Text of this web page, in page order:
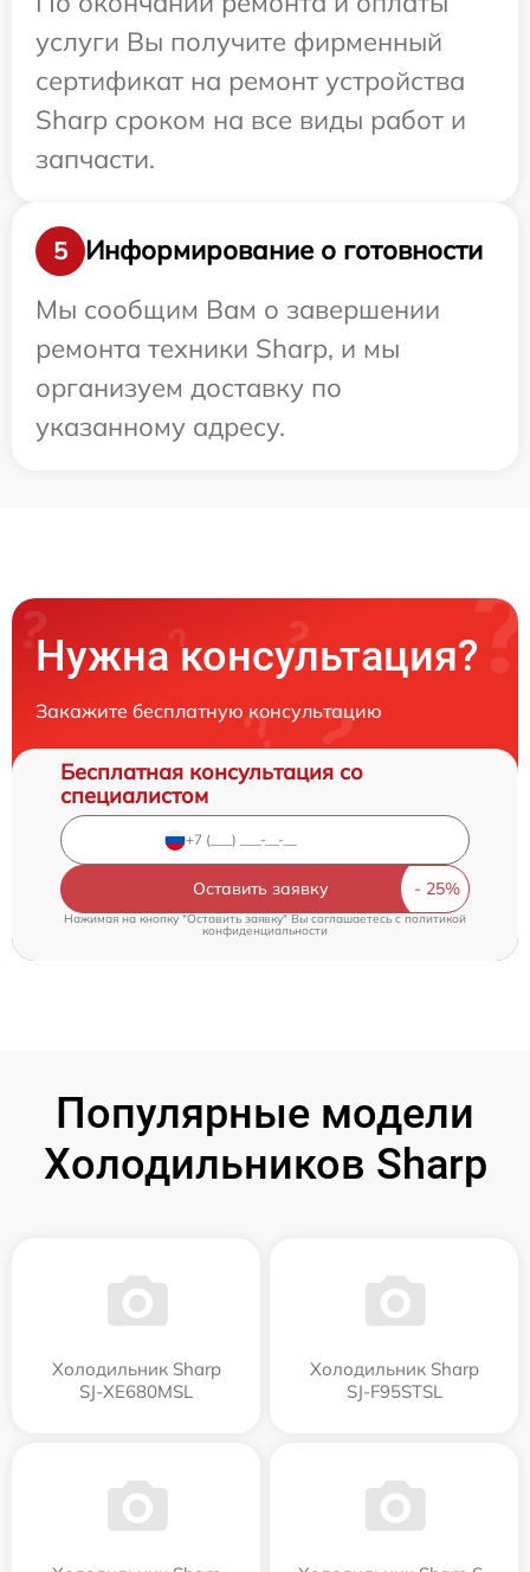
услуги Вы получите фирменный
сертификат на ремонт устройства
Sharp сроком на все виды работ и
запчасти.
5
Информирование о готовности
Мы сообщим Вам о завершении
ремонта техники Sharp, и мы
организуем доставку по
указанному адресу.
Нужна консультация?
Закажите бесплатную консультацию
Бесплатная консультация со
специалистом
Оставить заявку
Нажимая на кнопку "Оставить заявку" Вы соглашаетесь cполитикой
конфиденциальности
Популярные модели
Холодильников Sharp
Холодильник Sharp
SJ-XE680MSL
Холодильник Sharp
SJ-F95STSL